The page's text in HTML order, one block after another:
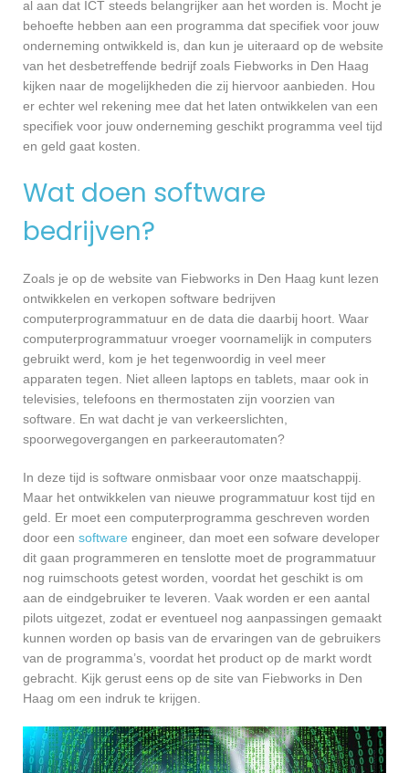
al aan dat ICT steeds belangrijker aan het worden is. Mocht je
behoefte hebben aan een programma dat specifiek voor jouw
onderneming ontwikkeld is, dan kun je uiteraard op de website
van het desbetreffende bedrijf zoals Fiebworks in Den Haag
kijken naar de mogelijkheden die zij hiervoor aanbieden. Hou
er echter wel rekening mee dat het laten ontwikkelen van een
specifiek voor jouw onderneming geschikt programma veel tijd
en geld gaat kosten.
Wat doen software
bedrijven?
Zoals je op de website van Fiebworks in Den Haag kunt lezen
ontwikkelen en verkopen software bedrijven
computerprogrammatuur en de data die daarbij hoort. Waar
computerprogrammatuur vroeger voornamelijk in computers
gebruikt werd, kom je het tegenwoordig in veel meer
apparaten tegen. Niet alleen laptops en tablets, maar ook in
televisies, telefoons en thermostaten zijn voorzien van
software. En wat dacht je van verkeerslichten,
spoorwegovergangen en parkeerautomaten?
In deze tijd is software onmisbaar voor onze maatschappij.
Maar het ontwikkelen van nieuwe programmatuur kost tijd en
geld. Er moet een computerprogramma geschreven worden
door een software engineer, dan moet een sofware developer
dit gaan programmeren en tenslotte moet de programmatuur
nog ruimschoots getest worden, voordat het geschikt is om
aan de eindgebruiker te leveren. Vaak worden er een aantal
pilots uitgezet, zodat er eventueel nog aanpassingen gemaakt
kunnen worden op basis van de ervaringen van de gebruikers
van de programma’s, voordat het product op de markt wordt
gebracht. Kijk gerust eens op de site van Fiebworks in Den
Haag om een indruk te krijgen.